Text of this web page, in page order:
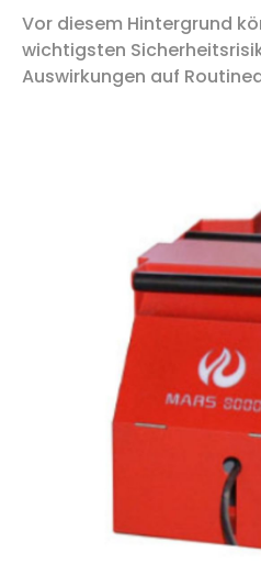
Vor diesem Hintergrund
wichtigsten
Auswirkungen auf